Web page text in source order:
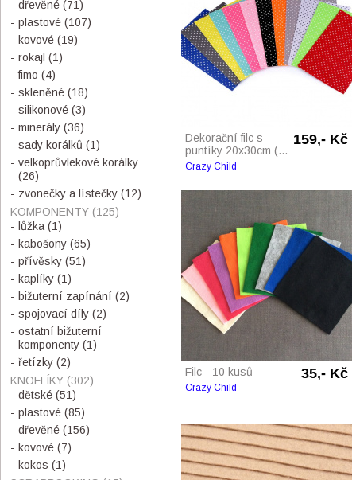
Dekorační filc s
puntíky 20x30cm (...
159,- Kč
Crazy Child
Filc - 10 kusů 35,- Kč
Crazy Child
dřevěné (71)
plastové (107)
kovové (19)
rokajl (1)
fimo (4)
skleněné (18)
silikonové (3)
minerály (36)
sady korálků (1)
velkoprůvlekové korálky
(26)
zvonečky a lístečky (12)
KOMPONENTY (125)
lůžka (1)
kabošony (65)
přívěsky (51)
kaplíky (1)
bižuterní zapínání (2)
spojovací díly (2)
ostatní bižuterní
komponenty (1)
řetízky (2)
KNOFLÍKY (302)
dětské (51)
plastové (85)
dřevěné (156)
kovové (7)
kokos (1)